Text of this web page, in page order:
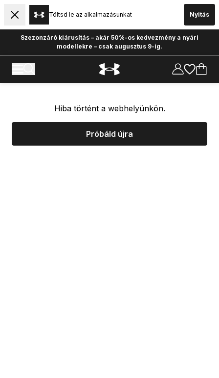
Töltsd le az alkalmazásunkat Nyitás
Szezonzáró kiárusítás – akár 50%-os kedvezmény a nyári
modellekre – csak augusztus 9-ig.
Hiba történt a webhelyünkön.
Próbáld újra